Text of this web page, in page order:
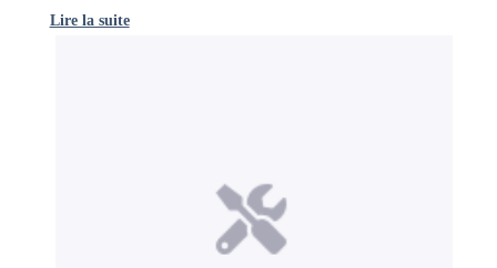
Lire la suite